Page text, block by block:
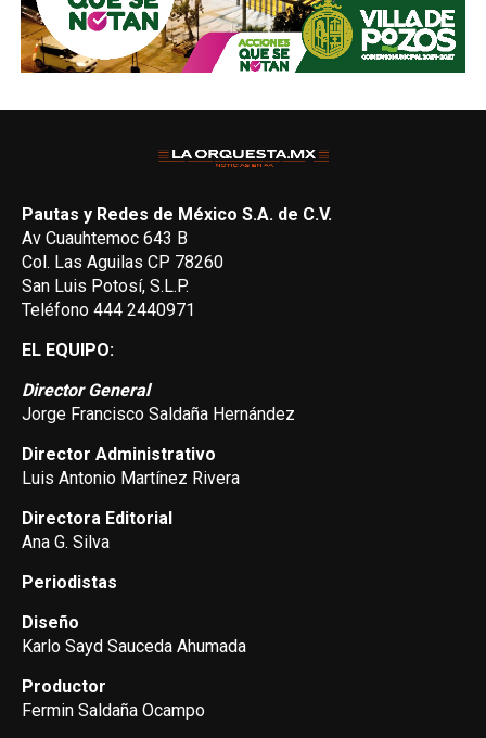
Pautas y Redes de México S.A. de C.V.
Av Cuauhtemoc 643 B
Col. Las Aguilas CP 78260
San Luis Potosí, S.L.P.
Teléfono 444 2440971
EL EQUIPO:
Director General
Jorge Francisco Saldaña Hernández
Director Administrativo
Luis Antonio Martínez Rivera
Directora Editorial
Ana G. Silva
Periodistas
Diseño
Karlo Sayd Sauceda Ahumada
Productor
Fermin Saldaña Ocampo